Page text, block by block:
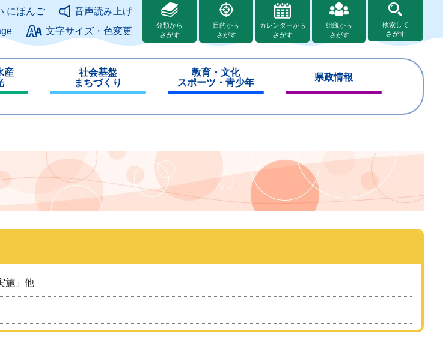
のページの本文へ
にほんご
音声読み上げ
文字サイズ・色変更
分類から
さがす
目的から
さがす
カレンダーから
さがす
組織から
さがす
検索して
さがす
産
社会基盤
まちづくり
じ
教育・文化
スポーツ・青少年
じ
県政情報
じ
施」他